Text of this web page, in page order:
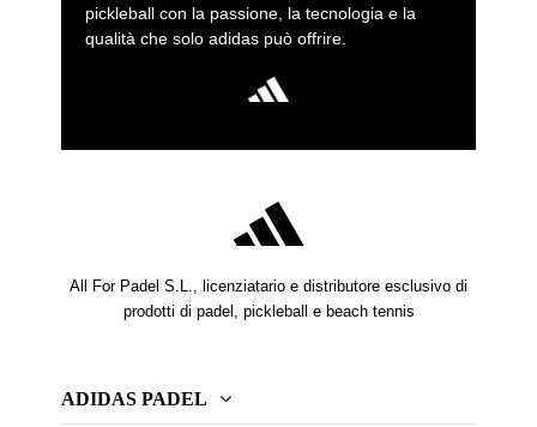
pickleball con la passione, la tecnologia e la
qualità che solo adidas può offrire.
All For Padel S.L., licenziatario e distributore esclusivo di
prodotti di padel, pickleball e beach tennis
ADIDAS PADEL